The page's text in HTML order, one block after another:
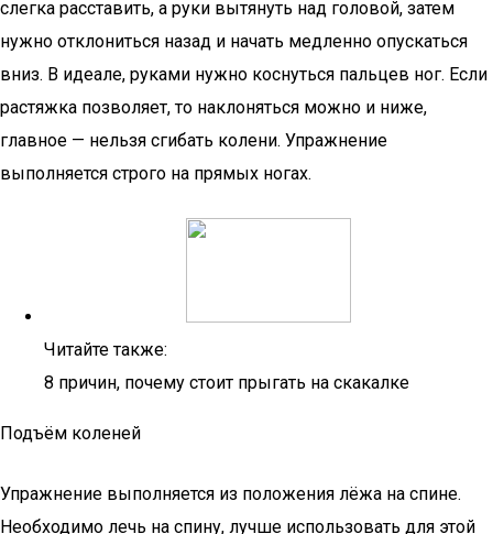
слегка расставить, а руки вытянуть над головой, затем
нужно отклониться назад и начать медленно опускаться
вниз. В идеале, руками нужно коснуться пальцев ног. Если
растяжка позволяет, то наклоняться можно и ниже,
главное — нельзя сгибать колени. Упражнение
выполняется строго на прямых ногах.
Читайте также:
8 причин, почему стоит прыгать на скакалке
Подъём коленей
Упражнение выполняется из положения лёжа на спине.
Необходимо лечь на спину, лучше использовать для этой